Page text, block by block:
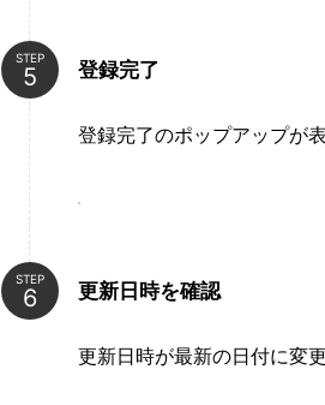
STEP
登録完了
登録完了のポップアップが
STEP
更新日時を確認
更新日時が最新の日付に変